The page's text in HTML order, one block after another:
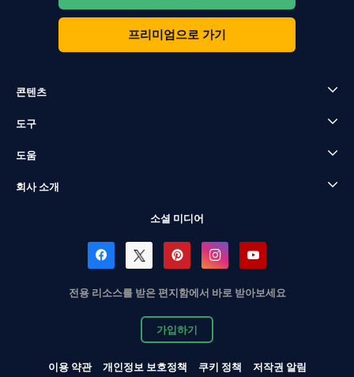
프리미엄으로 가기
콘텐츠
도구
도움
회사 소개
소셜 미디어
전용 리소스를 받은 편지함에서 바로 받아보세요
가입하기
이용 약관 개인정보 보호정책 쿠키 정책
저작권 알림